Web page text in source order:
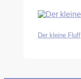
Der kleine Fluff